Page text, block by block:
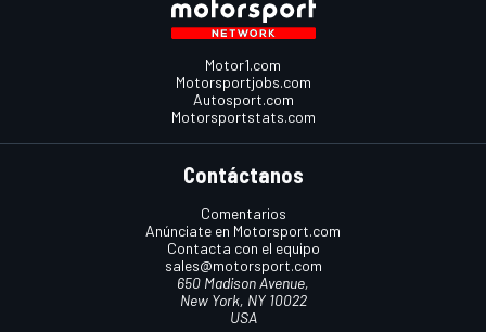
Motor1.com
Motorsportjobs.com
Autosport.com
Motorsportstats.com
Contáctanos
Comentarios
Anúnciate en Motorsport.com
Contacta con el equipo
sales@motorsport.com
650 Madison Avenue,
New York, NY 10022
USA